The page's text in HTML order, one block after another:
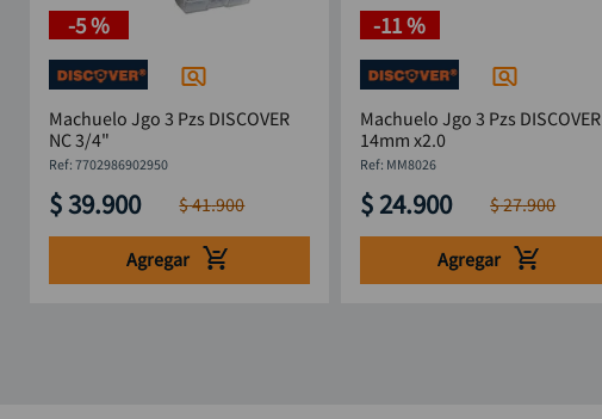
-5 %
Machuelo Jgo 3 Pzs DISCOVER
NC 3/4"
: 7702986902950
$39.900 $41.900
Agregar
-11 %
Machuelo Jgo 3 Pzs DISCOVER
14mm x2.0
: MM8026
$ 24.900 $27.900
Agregar